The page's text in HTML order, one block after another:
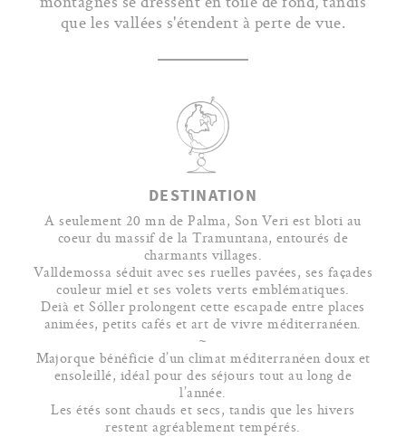
que les vallées s'étendent à perte de vue.
DESTINATION
A seulement 20 mn de Palma, Son Veri est bloti au
coeur du massif de la Tramuntana, entourés de
charmants villages.
Valldemossa séduit avec ses ruelles pavées, ses façades
couleur miel et ses volets verts emblématiques.
Deià et Sóller prolongent cette escapade entre places
animées, petits cafés et art de vivre méditerranéen.
~
Majorque bénéficie d’un climat méditerranéen doux et
ensoleillé, idéal pour des séjours tout au long de
l’année.
Les étés sont chauds et secs, tandis que les hivers
restent agréablement tempérés.